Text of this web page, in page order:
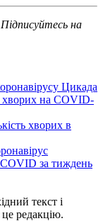
на
Цикада
хворих на COVID-
хворих в
COVID за тиждень
текст і
редакцію.